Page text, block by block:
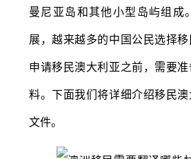
曼尼亚岛和其他小型岛屿组成
展，越来越多的中国公民选择
申请移民澳大利亚之前，需要
料。下面我们将详细介绍移民
文件。